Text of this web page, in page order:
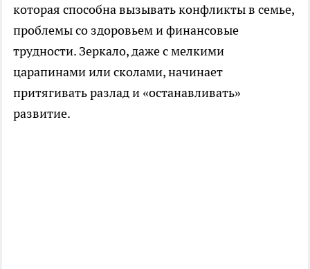
которая способна вызывать конфликты в семье,
проблемы со здоровьем и финансовые
трудности. Зеркало, даже с мелкими
царапинами или сколами, начинает
притягивать разлад и «останавливать»
развитие.